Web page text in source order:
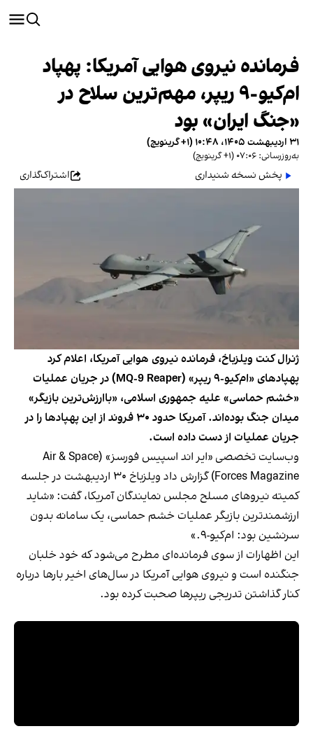
فرمانده نیروی هوایی آمریکا: پهپاد
ام‌کیو-۹ ریپر، مهم‌ترین سلاح در
«جنگ ایران» بود
۳۱ اردیبهشت ۱۴۰۵، ۱۰:۴۸ (‎+۱ گرینویچ)
به‌روزرسانی: ۰۷:۰۶ (‎+۱ گرینویچ)
پخش نسخه شنیداری اشتراک‌گذاری
ژنرال کنت ویلزباخ، فرمانده نیروی هوایی آمریکا، اعلام کرد
پهپاد‌های «ام‌کیو-۹ ریپر» (MQ-9 Reaper) در جریان عملیات
«خشم حماسی» علیه جمهوری اسلامی، «باارزش‌ترین بازیگر»
میدان جنگ بوده‌اند. آمریکا حدود ۳۰ فروند از این پهپادها را در
جریان عملیات از دست داده است.
وب‌سایت تخصصی «ایر اند اسپیس فورسز» (Air & Space
Forces Magazine) گزارش داد ویلزباخ ۳۰ اردیبهشت در جلسه
کمیته نیروهای مسلح مجلس نمایندگان آمریکا، گفت: «شاید
ارزشمندترین بازیگر عملیات خشم حماسی، یک سامانه بدون
سرنشین بود: ام‌کیو-۹.»
این اظهارات از سوی فرمانده‌ای مطرح می‌شود که خود خلبان
جنگنده است و نیروی هوایی آمریکا در سال‌های اخیر بارها درباره
کنار گذاشتن تدریجی ریپرها صحبت کرده بود.